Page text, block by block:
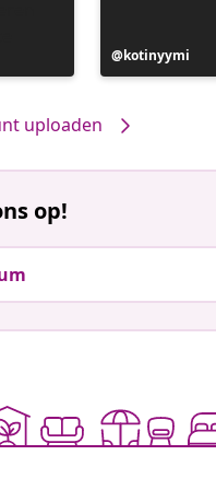
Bericht
gepubliceerd
kotinyymi
uploaden
op!